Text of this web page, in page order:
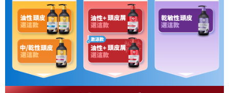
【注意事項】
1.本服務係由「台灣大哥大股份有限公司」（以下簡稱本公司）所提供，讓
用戶於交易時，得透過本服務購買商品或服務，並由商店將買賣／分期付款
買賣價金債權讓與本公司後，依約使用本公司帳單繳交帳款。
2.基於同意付款使用「大哥付你分期」之契約關係目的，商店將以您的個人
資料（包含姓名、電話或地址）提供予台灣大哥大進項蒐集、處理及利用，
由本公司與您本人進行分期帳單所需資料之確認、核對及更正。
3.完整用戶服務條款，請詳閱以下連結：https://oppay.tw/userRule
ATM／網路銀行／等多元方式進行付款，方視為交易完成。
※ 請注意：結帳手續完成當下不需立刻繳費，但若您需要取消訂單，請聯絡
購買商品的店家。未經商家同意取消之訂單仍視為有效，需透過AFTEE先享
後付繳納相關費用。
※ 交易是否成功請以「AFTEE先享後付 」之結帳頁面顯示為準，若有關於
是否繳費成功／繳費後需取消欲退款等相關疑問，請聯繫「AFTEE先享後付
客戶支援中心」 https://netprotections.freshdesk.com/support/home
【注意事項】
１．透過由恩沛科技股份有限公司提供之「AFTEE先享後付」服務完成之交
每筆NT$90，滿NT$1,000(含以上)免運費
付款後全家取貨
每筆NT$90，滿NT$1,000(含以上)免運費
萊爾富取貨付款
每筆NT$90，滿NT$1,000(含以上)免運費